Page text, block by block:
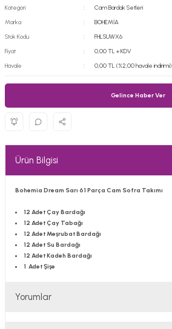
Kategori
Cam Bardak Setleri
Marka
BOHEMİA
Stok Kodu
FHLSUWX6
Fiyat
0,00 TL + KDV
Havale
0,00 TL (%2,00 havale indirimi)
Gelince Haber Ver
Ürün Bilgisi
Bohemia Dream Sarı 61 Parça Cam Sofra Takımı
12 Adet Çay Bardağı
12 Adet Çay Tabağı
12 Adet Meşrubat Bardağı
12 Adet Su Bardağı
12 Adet Kadeh Bardağı
1 Adet Şişe
Yorumlar